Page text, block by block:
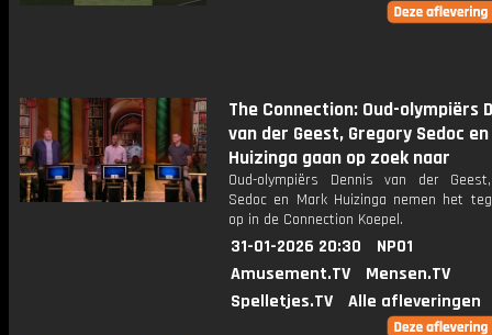
The Connection: Oud-olympiërs
van der Geest, Gregory Sedoc
Huizinga gaan op zoek naar
Oud-olympiërs Dennis van der
Sedoc en Mark Huizinga nemen het
op in de Connection Koepel.
31-01-2026 20:30
NPO1
Amusement.TV
Mensen.TV
Spelletjes.TV
Alle afleveringen